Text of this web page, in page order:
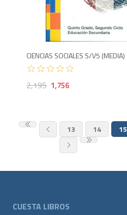
CIENCIAS SOCIALES S/V5 (MEDIA)
2,195 1,756
13 14 15
CUESTA LIBROS